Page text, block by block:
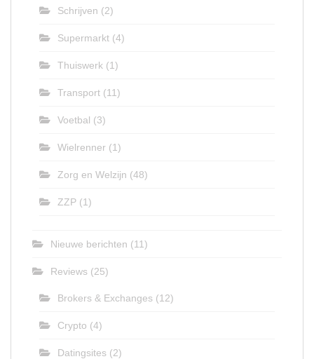
Schrijven (2)
Supermarkt (4)
Thuiswerk (1)
Transport (11)
Voetbal (3)
Wielrenner (1)
Zorg en Welzijn (48)
ZZP (1)
Nieuwe berichten (11)
Reviews (25)
Brokers & Exchanges (12)
Crypto (4)
Datingsites (2)